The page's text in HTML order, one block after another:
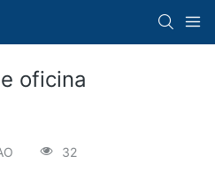
oficina
32